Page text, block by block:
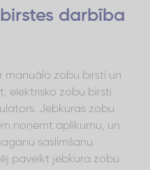
darbība
manuālo zobu birsti un
elektrisko zobu birsti
Jebkuras zobu
noņemt aplikumu, un
saslimšanu
paveikt jebkura zobu